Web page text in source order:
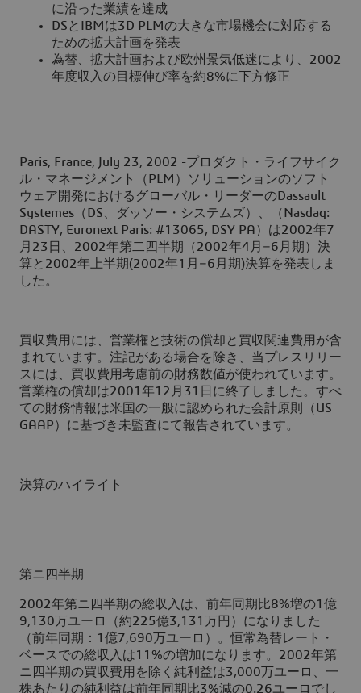
に沿った業績を達成
DSとIBMは3D PLMの大きな市場機会に対応する
ための拡大計画を発表
為替、拡大計画および欧州景気低迷により、2002
年度収入の目標伸び率を約8%に下方修正
Paris, France, July 23, 2002 -プロダクト・ライフサイク
ル・マネージメント（PLM）ソリューションのソフト
ウェア開発におけるグローバル・リーダーのDassault
Systemes（DS、ダッソー・システムズ）、（Nasdaq:
DASTY, Euronext Paris: #13065, DSY PA）は2002年7
月23日、2002年第二四半期（2002年4月−6月期）決
算と2002年上半期(2002年1月−6月期)決算を発表しま
した。
買収費用には、営業権と技術の償却と買収関連費用が含
まれています。注記がある場合を除き、当プレスリリー
スには、買収費用考慮前の財務数値が使われています。
営業権の償却は2001年12月31日に終了しました。すべ
ての財務情報は米国の一般に認められた会計原則（US
GAAP）に基づき未監査にて報告されています。
決算のハイライト
第ニ四半期
2002年第ニ四半期の総収入は、前年同期比8%増の1億
9,130万ユーロ（約225億3,131万円）になりました
（前年同期：1億7,690万ユーロ）。恒常為替レート・
ベースでの総収入は11%の増加になります。2002年第
ニ四半期の買収費用を除く純利益は3,000万ユーロ、一
株あたりの純利益は前年同期比3%減の0.26ユーロでし